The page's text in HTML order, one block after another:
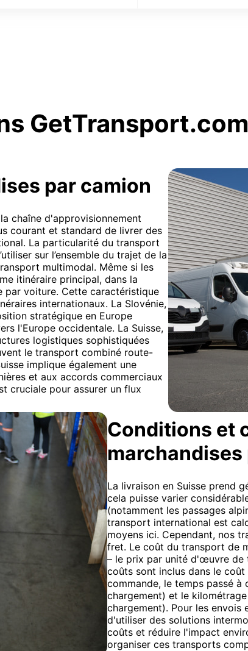
par camion
chaîne d'approvisionnement
courant et standard de livrer des
La particularité du transport
sur l’ensemble du trajet de la
multimodal. Même si les
itinéraire principal, dans la
par voiture. Cette caractéristique
internationaux. La Slovénie,
stratégique en Europe
l'Europe occidentale. La Suisse,
logistiques sophistiquées
le transport combiné route-
implique également une
et aux accords commerciaux
cruciale pour assurer un flux
Conditions et
marchandises
La livraison en Suisse prend
cela puisse varier
(notamment les passages
transport international est
moyens ici. Cependant, nos
fret. Le coût du transport de
– le prix par unité d'œuvre de
coûts sont inclus dans le
commande, le temps passé
chargement) et le
chargement). Pour les envois
d'utiliser des solutions
coûts et réduire l'impact
organiser ces transports